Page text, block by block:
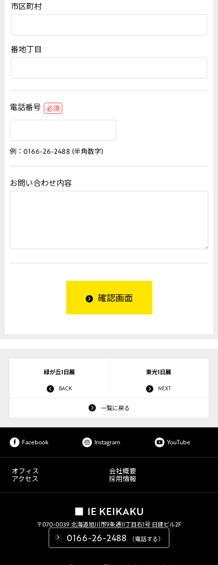
市区町村
番地丁目
電話番号 必須
例：0166-26-2488 (半角数字)
お問い合わせ内容
確認画面
BACK
緑が丘1日展
一覧に戻る
NEXT
東光1日展
Facebook Instagram YouTube
オフィス 会社概要
アクセス 採用情報
〒070-0039 北海道旭川市9条通11丁目右1号 日建ビル2F
0166-26-2488 （電話する）